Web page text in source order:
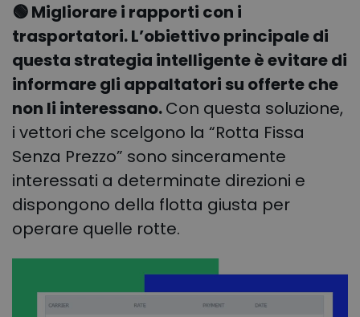
🟢 Migliorare i rapporti con i
trasportatori. L’obiettivo principale di
questa strategia intelligente è evitare di
informare gli appaltatori su offerte che
non li interessano.Con questa soluzione,
i vettori che scelgono la “Rotta Fissa
Senza Prezzo” sono sinceramente
interessati a determinate direzioni e
dispongono della flotta giusta per
operare quelle rotte.